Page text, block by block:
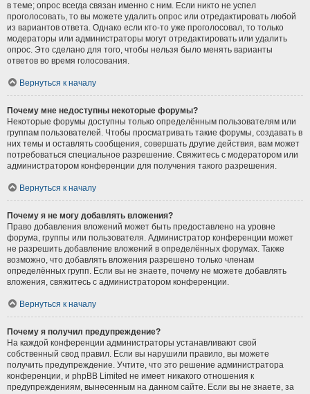
в теме; опрос всегда связан именно с ним. Если никто не успел
проголосовать, то вы можете удалить опрос или отредактировать любой
из вариантов ответа. Однако если кто-то уже проголосовал, то только
модераторы или администраторы могут отредактировать или удалить
опрос. Это сделано для того, чтобы нельзя было менять варианты
ответов во время голосования.
Вернуться к началу
Почему мне недоступны некоторые форумы?
Некоторые форумы доступны только определённым пользователям или
группам пользователей. Чтобы просматривать такие форумы, создавать в
них темы и оставлять сообщения, совершать другие действия, вам может
потребоваться специальное разрешение. Свяжитесь с модератором или
администратором конференции для получения такого разрешения.
Вернуться к началу
Почему я не могу добавлять вложения?
Право добавления вложений может быть предоставлено на уровне
форума, группы или пользователя. Администратор конференции может
не разрешить добавление вложений в определённых форумах. Также
возможно, что добавлять вложения разрешено только членам
определённых групп. Если вы не знаете, почему не можете добавлять
вложения, свяжитесь с администратором конференции.
Вернуться к началу
Почему я получил предупреждение?
На каждой конференции администраторы устанавливают свой
собственный свод правил. Если вы нарушили правило, вы можете
получить предупреждение. Учтите, что это решение администратора
конференции, и phpBB Limited не имеет никакого отношения к
предупреждениям, вынесенным на данном сайте. Если вы не знаете, за